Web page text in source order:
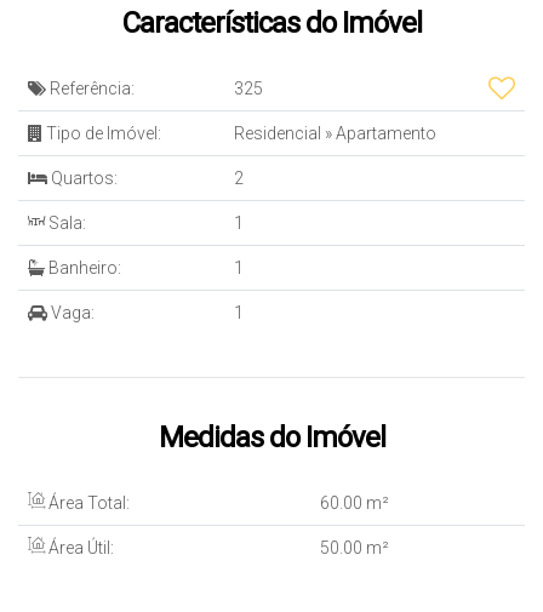
Características do Imóvel
Referência: 325
Tipo de Imóvel: Residencial »Apartamento
Quartos: 2
Sala: 1
Banheiro: 1
Vaga: 1
Medidas do Imóvel
Área Total: 60.00 m²
Área Útil: 50.00 m²